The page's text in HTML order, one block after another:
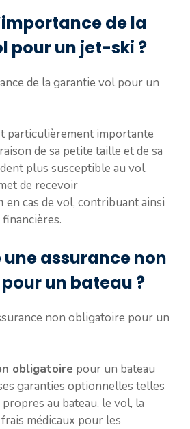
de la
pour un jet-ski ?
de la garantie vol pour un
particulièrement importante
de sa petite taille et de sa
plus susceptible au vol.
de recevoir
en cas de vol, contribuant ainsi
une assurance non
un bateau ?
non obligatoire pour un
obligatoire pour un bateau
garanties optionnelles telles
au bateau, le vol, la
médicaux pour les